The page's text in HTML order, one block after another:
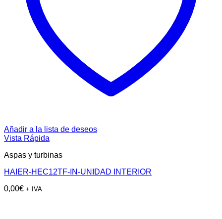
Añadir a la lista de deseos
Vista Rápida
Aspas y turbinas
HAIER-HEC12TF-IN-UNIDAD INTERIOR
0,00€ + IVA